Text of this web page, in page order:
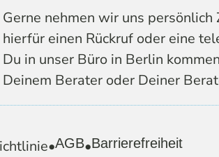
Gerne nehmen wir uns
hierfür einen Rückruf oder eine
Du in unser Büro in Berlin
Deinem Berater oder Deiner
•AGB•Barrierefreiheit